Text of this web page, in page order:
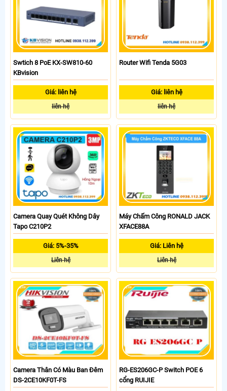
Swtich 8 PoE KX-SW810-60
KBvision
Giá: liên hệ
liên hệ
Router Wifi Tenda 5G03
Giá: liên hệ
liên hệ
Camera Quay Quét Không Dây
Tapo C210P2
Giá: 5%-35%
Liên hệ
Máy Chấm Công RONALD JACK
XFACE88A
Giá: Liên hệ
Liên hệ
Camera Thân Có Màu Ban Đêm
DS-2CE10KF0T-FS
RG-ES206GC-P Switch POE 6
cổng RUIJIE